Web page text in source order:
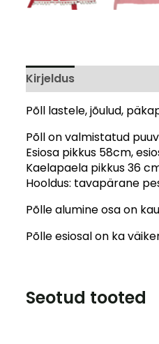
Kirjeldus
Põll lastele, jõulud,
Põll on valmistatud
Esiosa pikkus 58cm,
Kaelapaela pikkus 36
Hooldus: tavapärane
Põlle alumine osa on
Põlle esiosal on ka
Seotud tooted